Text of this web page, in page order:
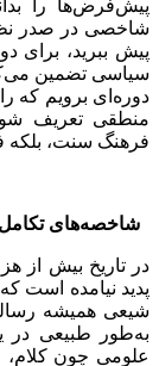
پیش‌فرض‌ها را
شاخصی در صدر
پیش ببرید، برای
سیاسی تضمین
دوره‌ای برویم که
منطقی تعریف
فرهنگ سنت، بلکه
شاخصه‌های
در تاریخ بیش از
پدید نیامده است
شیعی همیشه
به‌طور طبیعی در
علومی چون